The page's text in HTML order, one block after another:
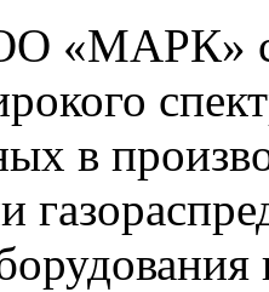
«МАРК» с
в